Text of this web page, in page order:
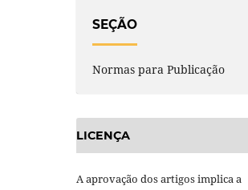
SEÇÃO
Normas para Publicação
LICENÇA
A aprovação dos artigos implica a